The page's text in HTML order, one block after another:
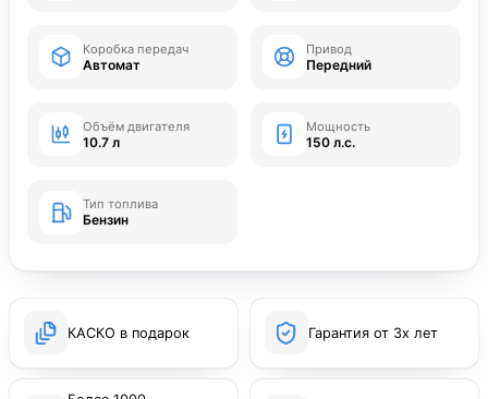
Коробка передач
Автомат
Привод
Передний
Объём двигателя
10.7 л
Мощность
150 л.с.
Тип топлива
Бензин
КАСКО в подарок Гарантия от 3х лет